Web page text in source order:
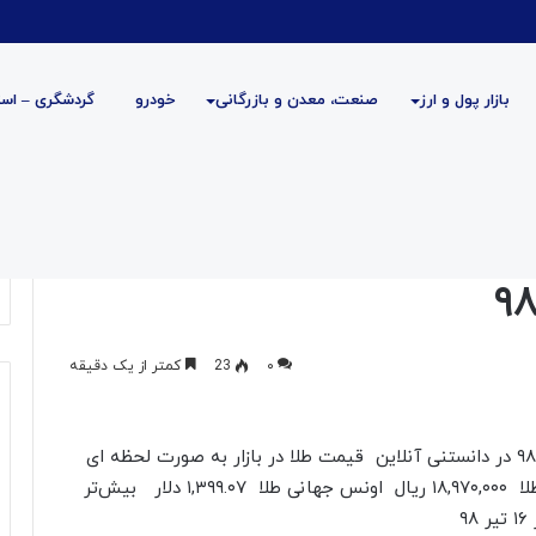
بازار پول و ارز صنعت، معدن و بازرگانی خودرو گردشگری –
۰ 23 کمتر از یک دقیقه
قیمت امروز طلا ۱۶ تیر ۹۸ – آخرین قیمت طلا ۱۶ تیر ۹۸ در دانستنی آنلاین قیمت طلا در بازار به صورت لحظه ای
قیمت امروز طلا گرم ۱۸ عیار ۴,۳۸۰,۰۰۰ ریال مثقال طلا ۱۸,۹۷۰,۰۰۰ ریال اونس جهانی طلا ۱,۳۹۹.۰۷ دلار بیش‌تر